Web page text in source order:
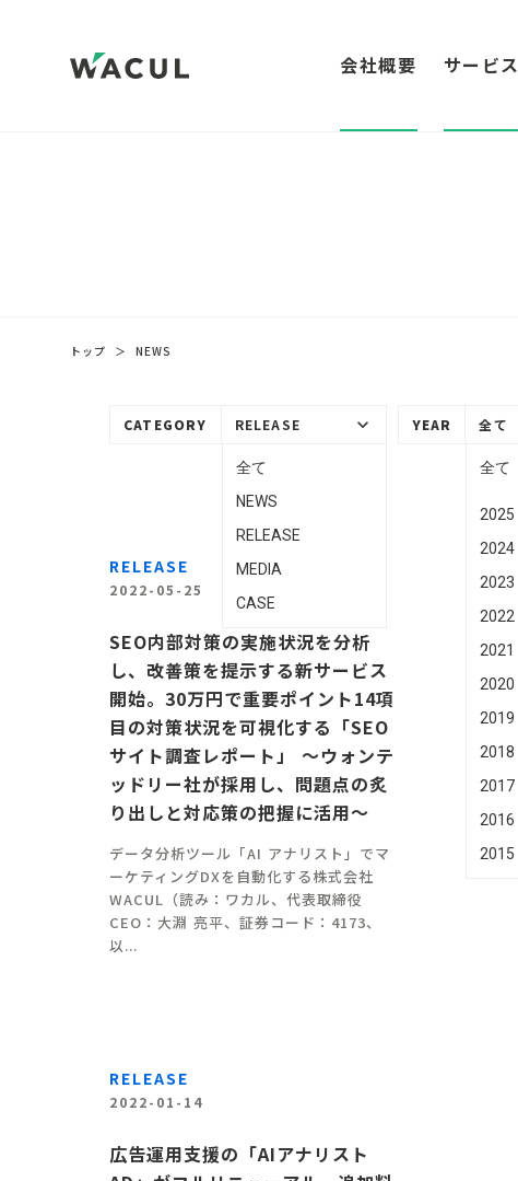
会社概要 サービス
トップ ＞ NEWS
CATEGORY RELEASE keyboard_arrow_down
全て
NEWS
RELEASE
MEDIA
CASE
YEAR 全て
全て
2025
2024
2023
2022
2021
2020
2019
2018
2017
2016
2015
RELEASE
2022-05-25
SEO内部対策の実施状況を分析
し、改善策を提示する新サービス
開始。30万円で重要ポイント14項
目の対策状況を可視化する「SEO
サイト調査レポート」 〜ウォンテ
ッドリー社が採用し、問題点の炙
り出しと対応策の把握に活用〜
データ分析ツール「AI アナリスト」でマ
ーケティングDXを自動化する株式会社
WACUL（読み：ワカル、代表取締役
CEO：大淵 亮平、証券コード：4173、
以...
RELEASE
2022-01-14
広告運用支援の「AIアナリスト